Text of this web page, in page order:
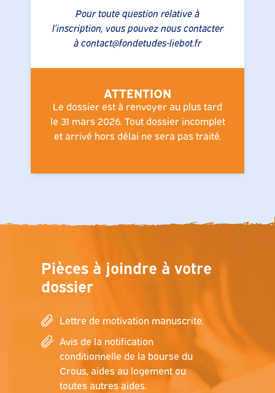
Pour toute question relative à
l’inscription, vous pouvez nous contacter
à contact@fondetudes-liebot.fr
ATTENTION
Le dossier est à renvoyer au plus tard
le 31 mars 2026. Tout dossier incomplet
et arrivé hors délai ne sera pas traité.
Pièces à joindre à votre
dossier
Lettre de motivation manuscrite.
Avis de la notification
conditionnelle de la bourse du
Crous, aides au logement ou
toutes autres aides.